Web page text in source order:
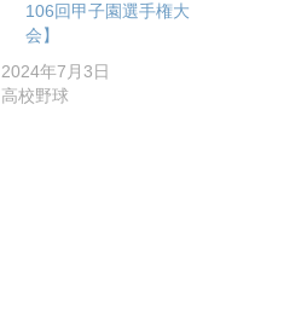
106回甲子園選手権大
会】
2024年7月3日
高校野球